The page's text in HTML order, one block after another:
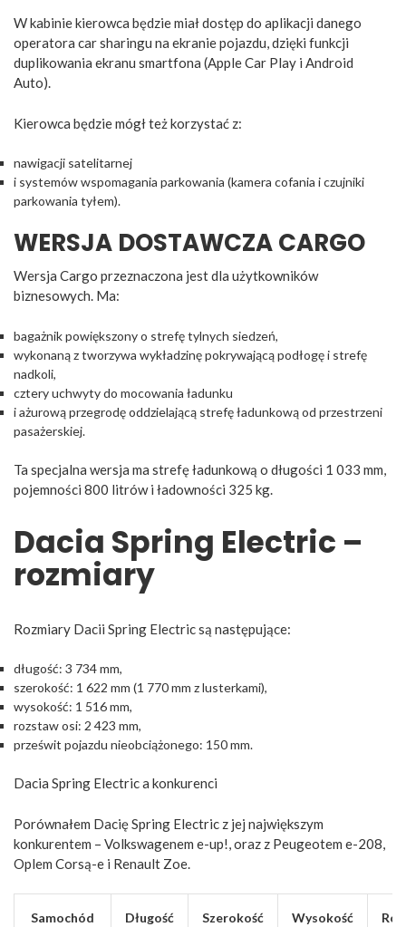
W kabinie kierowca będzie miał dostęp do aplikacji danego
operatora car sharingu na ekranie pojazdu, dzięki funkcji
duplikowania ekranu smartfona (Apple Car Play i Android
Auto).
Kierowca będzie mógł też korzystać z:
nawigacji satelitarnej
i systemów wspomagania parkowania (kamera cofania i czujniki
parkowania tyłem).
WERSJA DOSTAWCZA CARGO
Wersja Cargo przeznaczona jest dla użytkowników
biznesowych. Ma:
bagażnik powiększony o strefę tylnych siedzeń,
wykonaną z tworzywa wykładzinę pokrywającą podłogę i strefę
nadkoli,
cztery uchwyty do mocowania ładunku
i ażurową przegrodę oddzielającą strefę ładunkową od przestrzeni
pasażerskiej.
Ta specjalna wersja ma strefę ładunkową o długości 1 033 mm,
pojemności 800 litrów i ładowności 325 kg.
Dacia Spring Electric –
rozmiary
Rozmiary Dacii Spring Electric są następujące:
długość: 3 734 mm,
szerokość: 1 622 mm (1 770 mm z lusterkami),
wysokość: 1 516 mm,
rozstaw osi: 2 423 mm,
prześwit pojazdu nieobciążonego: 150 mm.
Dacia Spring Electric a konkurenci
Porównałem Dacię Spring Electric z jej największym
konkurentem – Volkswagenem e-up!, oraz z Peugeotem e-208,
Oplem Corsą-e i Renault Zoe.
Samochód
Długość
Szerokość
Wysokość